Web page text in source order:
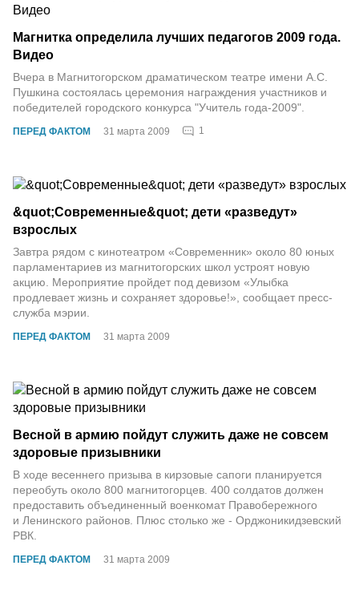
ПЕРЕД ФАКТОМ 31 марта 2009 1
Магнитка определила лучших педагогов 2009 года.
Видео
Вчера в Магнитогорском драматическом театре имени А.С.
Пушкина состоялась церемония награждения участников и
победителей городского конкурса "Учитель года-2009".
ПЕРЕД ФАКТОМ 31 марта 2009
&quot;Современные&quot; дети «разведут»
взрослых
Завтра рядом с кинотеатром «Современник» около 80 юных
парламентариев из магнитогорских школ устроят новую
акцию. Мероприятие пройдет под девизом «Улыбка
продлевает жизнь и сохраняет здоровье!», сообщает пресс-
служба мэрии.
ПЕРЕД ФАКТОМ 31 марта 2009
Весной в армию пойдут служить даже не совсем
здоровые призывники
В ходе весеннего призыва в кирзовые сапоги планируется
переобуть около 800 магнитогорцев. 400 солдатов должен
предоставить объединенный военкомат Правобережного
и Ленинского районов. Плюс столько же - Орджоникидзевский
РВК.